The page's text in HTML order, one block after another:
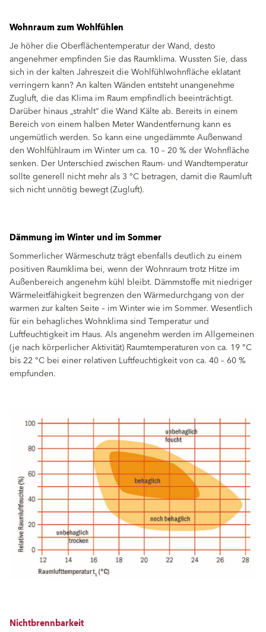
Wohnraum zum Wohlfühlen
Je höher die Oberﬂächentemperatur der Wand, desto
angenehmer empﬁnden Sie das Raumklima. Wussten Sie, dass
sich in der kalten Jahreszeit die Wohlfühlwohnﬂäche eklatant
verringern kann? An kalten Wänden entsteht unangenehme
Zugluft, die das Klima im Raum empﬁndlich beeinträchtigt.
Darüber hinaus „strahlt“ die Wand Kälte ab. Bereits in einem
Bereich von einem halben Meter Wandentfernung kann es
ungemütlich werden. So kann eine ungedämmte Außenwand
den Wohlfühlraum im Winter um ca. 10 – 20 % der Wohnﬂäche
senken. Der Unterschied zwischen Raum- und Wandtemperatur
sollte generell nicht mehr als 3 °C betragen, damit die Raumluft
sich nicht unnötig bewegt (Zugluft).
Dämmung im Winter und im Sommer
Sommerlicher Wärmeschutz trägt ebenfalls deutlich zu einem
positiven Raumklima bei, wenn der Wohnraum trotz Hitze im
Außenbereich angenehm kühl bleibt. Dämmstoffe mit niedriger
Wärmeleitfähigkeit begrenzen den Wärmedurchgang von der
warmen zur kalten Seite – im Winter wie im Sommer. Wesentlich
für ein behagliches Wohnklima sind Temperatur und
Luftfeuchtigkeit im Haus. Als angenehm werden im Allgemeinen
(je nach körperlicher Aktivität) Raumtemperaturen von ca. 19 °C
bis 22 °C bei einer relativen Luftfeuchtigkeit von ca. 40 – 60 %
empfunden.
Nichtbrennbarkeit